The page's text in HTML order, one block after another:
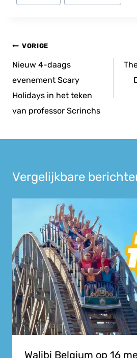
tags:
Bericht
navigatie
VORIGE
Nieuw 4-daags
evenement Scary
Holidays in het teken
van professor Scrinchs
Vergelijkbare
Walibi Belgium op 16